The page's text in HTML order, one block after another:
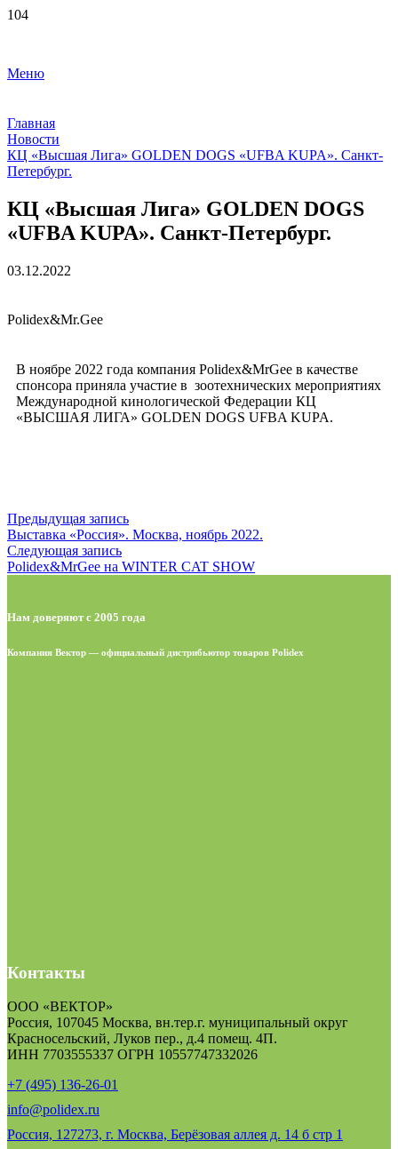
Меню
Главная
Новости
КЦ​ «Высшая Лига» GOLDEN DOGS «UFBA​ KUPA». Санкт-
Петербург.
КЦ​ «Высшая Лига» GOLDEN DOGS
«UFBA​ KUPA». Санкт-Петербург.
03.12.2022
Polidex&Mr.Gee
В ноябре 2022 года компания Polidex&MrGee в качестве
спонсора приняла участие в зоотехнических мероприятиях
Международной кинологической Федерации КЦ
«ВЫСШАЯ ЛИГА» GOLDEN DOGS UFBA KUPA.
Предыдущая запись
Выставка «Россия». Москва, ноябрь 2022.
Следующая запись
Polidex&MrGee на WINTER CAT SHOW
Нам доверяют с 2005 года
Компания Вектор — официальный дистрибьютор товаров Polidex
Контакты
ООО «ВЕКТОР»
Россия, 107045 Москва, вн.тер.г. муниципальный округ
Красносельский, Луков пер., д.4 помещ. 4П.
ИНН 7703555337 ОГРН 10557747332026
+7 (495) 136-26-01
info@polidex.ru
Россия, 127273, г. Москва, Берёзовая аллея д. 14 б стр 1